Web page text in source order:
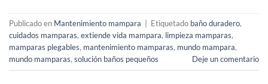
Publicado en Mantenimiento mampara Etiquetado baño duradero,
cuidados mamparas, extiende vida mampara, limpieza mamparas,
mamparas plegables, mantenimiento mamparas, mundo mampara,
mundo mamparas, solución baños pequeños Deje un comentario